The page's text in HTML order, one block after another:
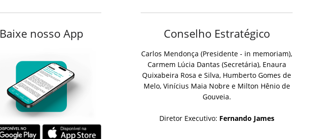
Baixe nosso App Conselho Estratégico
Carlos Mendonça (Presidente - in memoriam),
Carmem Lúcia Dantas (Secretária), Enaura
Quixabeira Rosa e Silva, Humberto Gomes de
Melo, Vinícius Maia Nobre e Milton Hênio de
Gouveia.
Diretor Executivo: Fernando James